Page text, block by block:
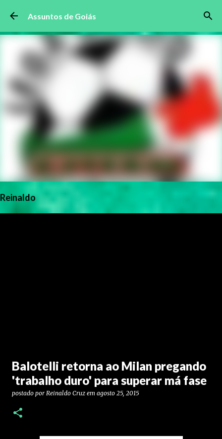
Pular para o conteúdo principal
Assuntos de Goiás
Reinaldo
Balotelli retorna ao Milan pregando
'trabalho duro' para superar má fase
postado por Reinaldo Cruz em agosto 25, 2015